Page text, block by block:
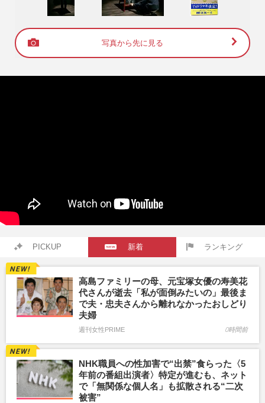
写真から先に見る
PICKUP 新着 ランキング
高島ファミリーの母、元宝塚女優の寿美花
代さんが逝去「私が面倒みたいの」最後ま
で夫・忠夫さんから離れなかったおしどり
夫婦
週刊女性PRIME 0時間前
NHK職員への性加害で“出禁”食らった〈5
年前の番組出演者〉特定が進むも、ネット
で「無関係な個人名」も拡散される“二次
被害”